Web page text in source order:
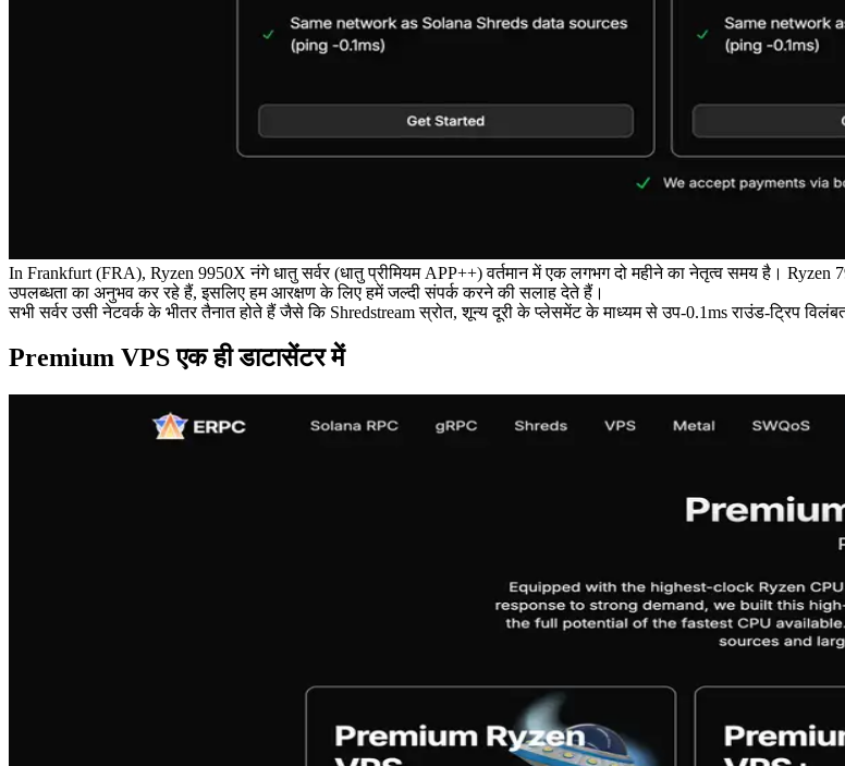
In Frankfurt (FRA), Ryzen 9950X नंगे धातु सर्वर (धातु प्रीमियम APP++) वर्तमान में एक लगभग दो महीने का नेतृत्व समय है। Ryzen
उपलब्धता का अनुभव कर रहे हैं, इसलिए हम आरक्षण के लिए हमें जल्दी संपर्क करने की सलाह देते हैं।
सभी सर्वर उसी नेटवर्क के भीतर तैनात होते हैं जैसे कि Shredstream स्रोत, शून्य दूरी के प्लेसमेंट के माध्यम से उप-0.1ms राउंड-ट्रिप
Premium VPS एक ही डाटासेंटर में